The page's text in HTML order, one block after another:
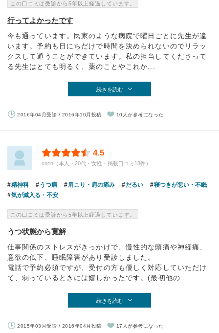
この口コミは受診から5年以上経過しています。
行ってよかったです
今も通っています。民家のような病院で曜日ごとに先生が違
います。予約も日にちだけで時間を決められないのでリラッ
クスして通うことができています。私の担当してくださって
る先生はとても明るく、薬のことやこれか...
続きを読む
2016年04月受診 / 2016年10月投稿 10人が参考になった
4.5
corin（本人・20代・女性・掲載口コミ18件）
精神科 うつ病 肩こり・肩の痛み だるい
寝つきが悪い・不眠
気が滅入る・不安
この口コミは受診から5年以上経過しています。
うつ状態から寛解
仕事関係のストレスがきっかけで、慢性的な頭痛や神経痛、
意欲の低下、睡眠障害があり受診しました。
電話で予約必須ですが、受付の方も優しく対応していただけ
て、弱っているときには嬉しかったです。(最初他の...
続きを読む
2015年03月受診 / 2016年04月投稿 17人が参考になった